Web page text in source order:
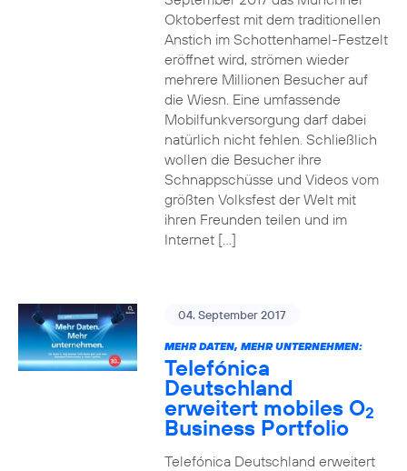
Oktoberfest mit dem traditionellen
Anstich im Schottenhamel-Festzelt
eröffnet wird, strömen wieder
mehrere Millionen Besucher auf
die Wiesn. Eine umfassende
Mobilfunkversorgung darf dabei
natürlich nicht fehlen. Schließlich
wollen die Besucher ihre
Schnappschüsse und Videos vom
größten Volksfest der Welt mit
ihren Freunden teilen und im
Internet […]
04. September 2017
MEHR DATEN, MEHR UNTERNEHMEN:
Telefónica
Deutschland
erweitert mobiles O2
Business Portfolio
Telefónica Deutschland erweitert